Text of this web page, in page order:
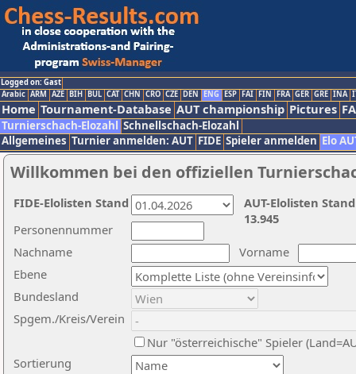
Logged on: Gast
Arabic ARM AZE BIH BUL CAT CHN CRO CZE DEN ENG ESP FAI FIN FRA GER GRE INA
Home Tournament-Database AUT championship Pictures
Turnierschach-Elozahl Schnellschach-Elozahl
Allgemeines Turnier anmelden: AUT FIDE Spieler anmelden Elo
Willkommen bei den offiziellen
Nachname
Vorname
Ebene
Sortierung
Personennummer
Bundesland
Spgem./Kreis/Verein
Nur "österreichische" Spieler
AUT-Elolisten
13.945
FIDE-Elolisten Stand